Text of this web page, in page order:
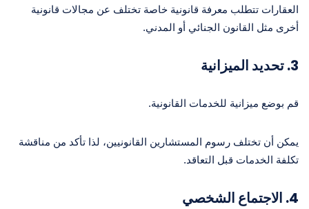
العقارات تتطلب معرفة قانونية خاصة تختلف عن مجالات قانونية
أخرى مثل القانون الجنائي أو المدني.
3. تحديد الميزانية
قم بوضع ميزانية للخدمات القانونية.
يمكن أن تختلف رسوم المستشارين القانونيين، لذا تأكد من مناقشة
تكلفة الخدمات قبل التعاقد.
4. الاجتماع الشخصي